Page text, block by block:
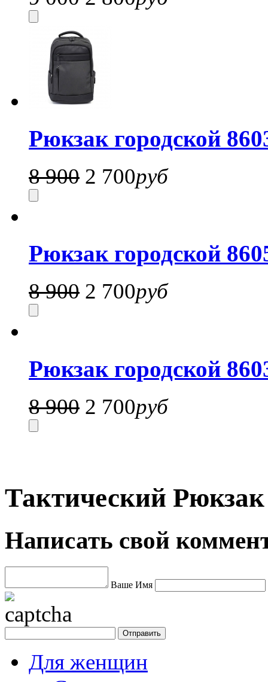
Рюкзак городской
8 900 2 700руб
Рюкзак городской
8 900 2 700руб
Рюкзак городской
8 900 2 700руб
Тактический
Написать свой
Ваше Имя
Для женщин